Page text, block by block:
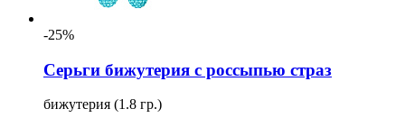
-25%
Серьги бижутерия с россыпью страз
бижутерия (1.8 гр.)